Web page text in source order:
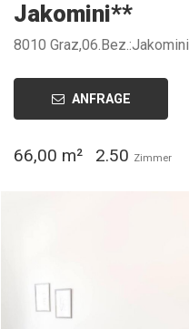
Jakomini**
8010 Graz,06.Bez.:Jakomini
ANFRAGE
66,00 m² 2.50 Zimmer